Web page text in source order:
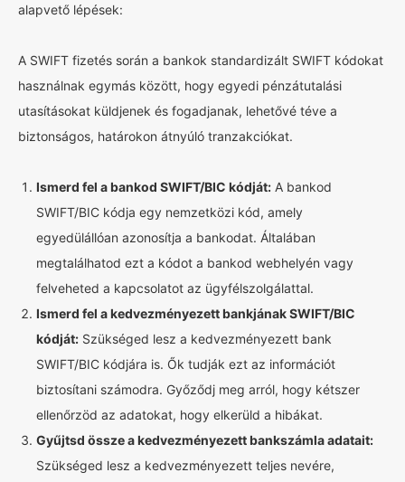
alapvető lépések:
A SWIFT fizetés során a bankok standardizált SWIFT kódokat
használnak egymás között, hogy egyedi pénzátutalási
utasításokat küldjenek és fogadjanak, lehetővé téve a
biztonságos, határokon átnyúló tranzakciókat.
Ismerd fel a bankod SWIFT/BIC kódját: A bankod
SWIFT/BIC kódja egy nemzetközi kód, amely
egyedülállóan azonosítja a bankodat. Általában
megtalálhatod ezt a kódot a bankod webhelyén vagy
felveheted a kapcsolatot az ügyfélszolgálattal.
Ismerd fel a kedvezményezett bankjának SWIFT/BIC
kódját: Szükséged lesz a kedvezményezett bank
SWIFT/BIC kódjára is. Ők tudják ezt az információt
biztosítani számodra. Győződj meg arról, hogy kétszer
ellenőrzöd az adatokat, hogy elkerüld a hibákat.
Gyűjtsd össze a kedvezményezett bankszámla adatait:
Szükséged lesz a kedvezményezett teljes nevére,